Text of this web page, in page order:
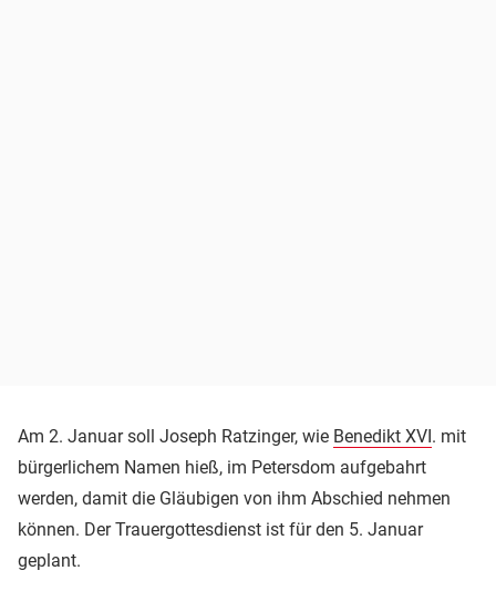
Am 2. Januar soll Joseph Ratzinger, wie Benedikt XVI. mit
bürgerlichem Namen hieß, im Petersdom aufgebahrt
werden, damit die Gläubigen von ihm Abschied nehmen
können. Der Trauergottesdienst ist für den 5. Januar
geplant.